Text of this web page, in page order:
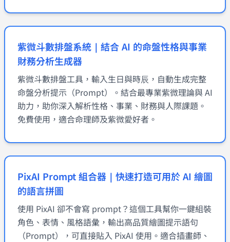
紫微斗數排盤系統｜結合 AI 的命盤性格與事業
財務分析生成器
紫微斗數排盤工具，輸入生日與時辰，自動生成完整
命盤分析提示（Prompt）。結合最專業紫微理論與 AI
助力，助你深入解析性格、事業、財務與人際課題。
免費使用，適合命理師及紫微愛好者。
PixAI Prompt 組合器｜快速打造可用於 AI 繪圖
的語言拼圖
使用 PixAI 卻不會寫 prompt？這個工具幫你一鍵組裝
角色、表情、風格語彙，輸出高品質繪圖提示語句
（Prompt），可直接貼入 PixAI 使用。適合插畫師、